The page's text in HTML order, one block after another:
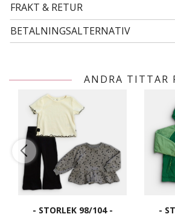
FRAKT & RETUR
BETALNINGSALTERNATIV
ANDRA TITTAR
- STORLEK 98/104 - -